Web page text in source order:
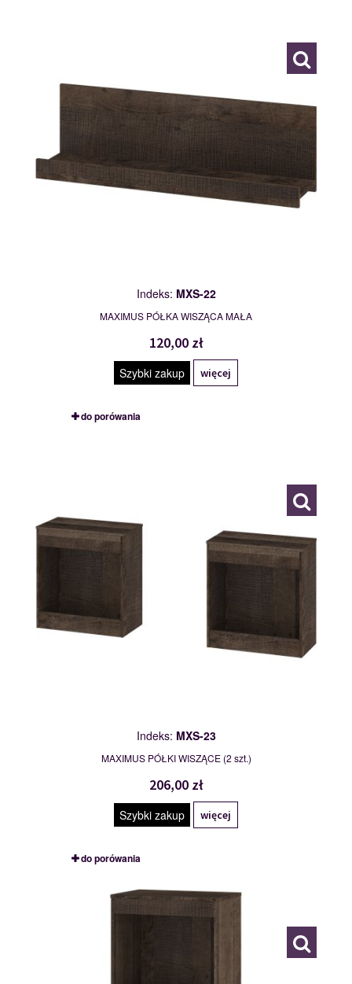
Indeks: MXS-22
MAXIMUS PÓŁKA WISZĄCA MAŁA
120,00 zł
Szybki zakup więcej
do porówania
Indeks: MXS-23
MAXIMUS PÓŁKI WISZĄCE (2 szt.)
206,00 zł
Szybki zakup więcej
do porówania
117776